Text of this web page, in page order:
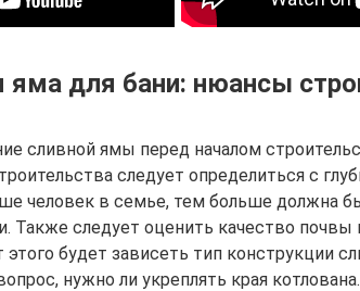
яма для бани: нюансы
сливной ямы перед началом
следует определиться с
человек в семье, тем больше должна
Также следует оценить качество почвы
будет зависеть тип конструкции
нужно ли укреплять края котлована.